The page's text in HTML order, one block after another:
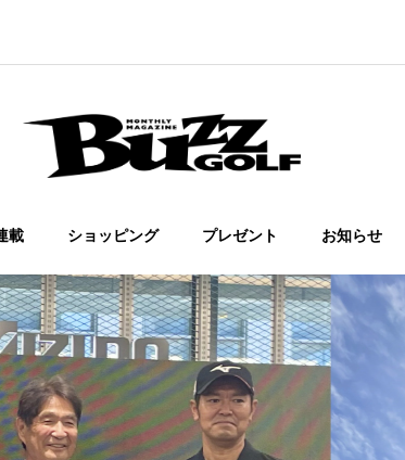
載 ショッピング プレゼント お知らせ